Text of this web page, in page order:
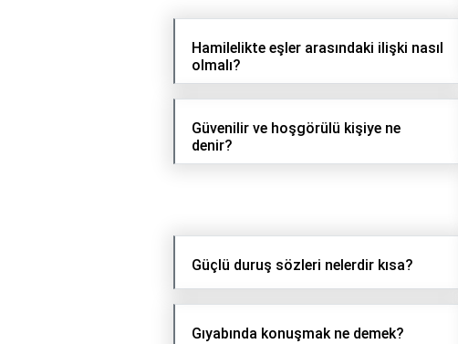
Hamilelikte eşler arasındaki ilişki nasıl
olmalı?
Güvenilir ve hoşgörülü kişiye ne
denir?
Güçlü duruş sözleri nelerdir kısa?
Gıyabında konuşmak ne demek?